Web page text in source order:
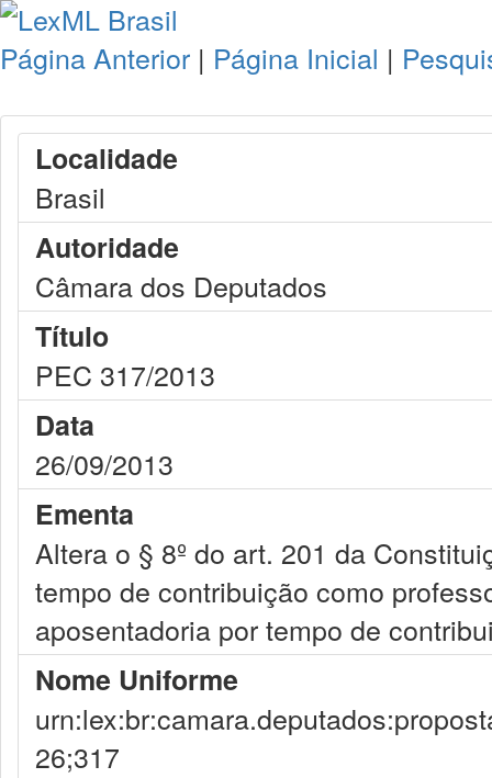
Página Anterior | Página Inicial |
Localidade
Brasil
Autoridade
Câmara dos Deputados
Título
PEC 317/2013
Data
26/09/2013
Ementa
Altera o § 8º do art. 201 da
tempo de contribuição como
aposentadoria por tempo de
Nome Uniforme
26;317